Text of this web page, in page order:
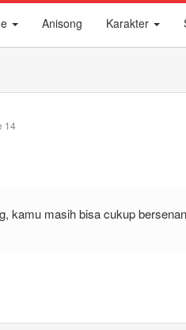
Anisong Karakter
14
kamu masih bisa cukup